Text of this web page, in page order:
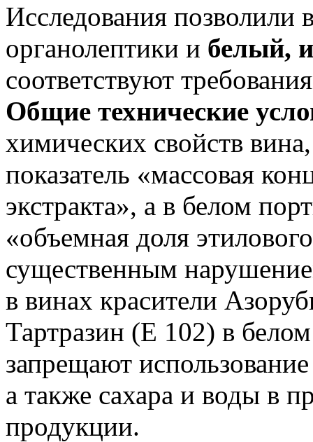
Исследования позволили
органолептики и белый,
соответствуют
Общие технические
химических свойств
показатель «массовая
экстракта», а в белом
«объемная доля
существенным
в винах красители
Тартразин (Е 102) в
запрещают
а также сахара и воды в
продукции.